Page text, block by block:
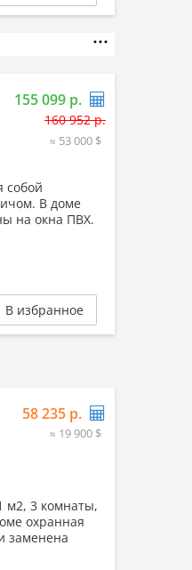
155 099 р.
160 952 р.
≈ 53 000 $
собой
В доме
на окна ПВХ.
В избранное
58 235 р.
≈ 19 900 $
м2, 3 комнаты,
охранная
заменена